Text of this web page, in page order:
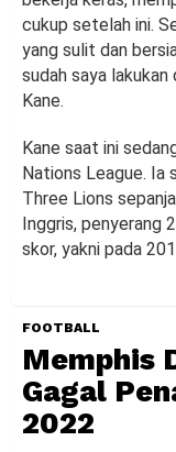
cukup setelah ini.
yang sulit dan
sudah saya lakukan
Kane.
Kane saat ini
Nations League. Ia
Three Lions
Inggris, penyerang
skor, yakni pada
FOOTBALL
Memphis
Gagal
2022